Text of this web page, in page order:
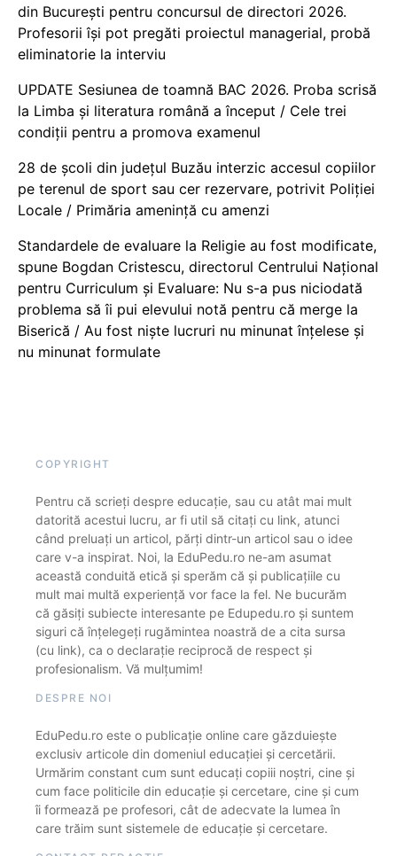
din București pentru concursul de directori 2026.
Profesorii își pot pregăti proiectul managerial, probă
eliminatorie la interviu
UPDATE Sesiunea de toamnă BAC 2026. Proba scrisă
la Limba și literatura română a început / Cele trei
condiții pentru a promova examenul
28 de școli din județul Buzău interzic accesul copiilor
pe terenul de sport sau cer rezervare, potrivit Poliției
Locale / Primăria amenință cu amenzi
Standardele de evaluare la Religie au fost modificate,
spune Bogdan Cristescu, directorul Centrului Național
pentru Curriculum și Evaluare: Nu s-a pus niciodată
problema să îi pui elevului notă pentru că merge la
Biserică / Au fost niște lucruri nu minunat înțelese și
nu minunat formulate
COPYRIGHT
Pentru că scrieți despre educație, sau cu atât mai mult
datorită acestui lucru, ar fi util să citați cu link, atunci
când preluați un articol, părți dintr-un articol sau o idee
care v-a inspirat. Noi, la EduPedu.ro ne-am asumat
această conduită etică și sperăm că și publicațiile cu
mult mai multă experiență vor face la fel. Ne bucurăm
că găsiți subiecte interesante pe Edupedu.ro și suntem
siguri că înțelegeți rugămintea noastră de a cita sursa
(cu link), ca o declarație reciprocă de respect și
profesionalism. Vă mulțumim!
DESPRE NOI
EduPedu.ro este o publicație online care găzduiește
exclusiv articole din domeniul educației și cercetării.
Urmărim constant cum sunt educați copiii noștri, cine și
cum face politicile din educație și cercetare, cine și cum
îi formează pe profesori, cât de adecvate la lumea în
care trăim sunt sistemele de educație și cercetare.